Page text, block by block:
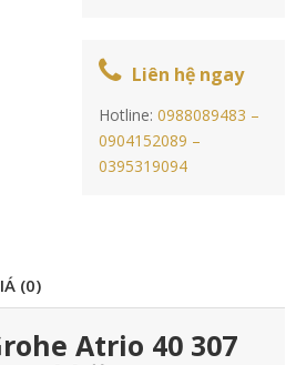
Liên hệ ngay
Hotline:0988089483 –
0904152089 –
0395319094
(0)
Atrio 40 307